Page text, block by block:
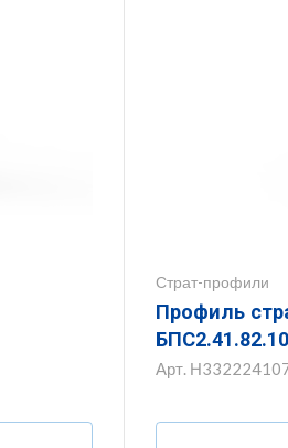
Страт-профили
Профиль
Арт.